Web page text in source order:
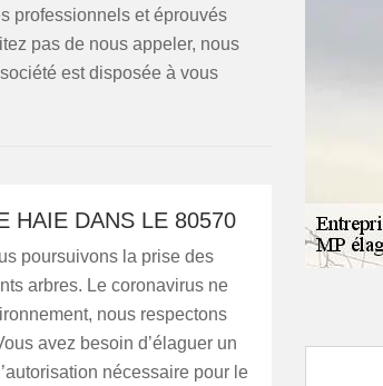
professionnels et éprouvés
pas de nous appeler, nous
est disposée à vous
HAIE DANS LE 80570
poursuivons la prise des
arbres. Le coronavirus ne
nous respectons
avez besoin d’élaguer un
nécessaire pour le